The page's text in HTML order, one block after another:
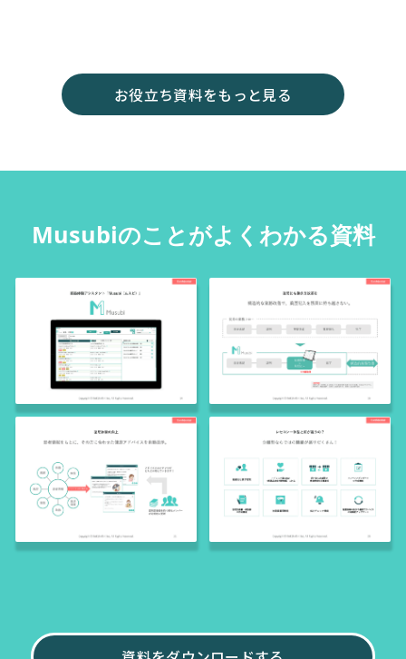
お役立ち資料をもっと見る
Musubiのことがよくわかる資料